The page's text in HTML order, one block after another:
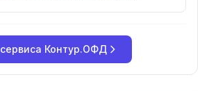
Для розницы, общепита и услуг.
сервиса Контур.ОФД